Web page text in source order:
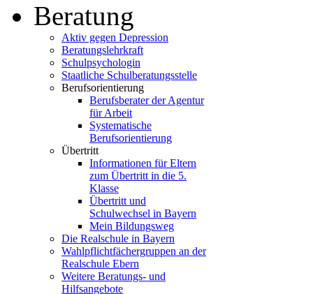
Beratung
Aktiv gegen Depression
Beratungslehrkraft
Schulpsychologin
Staatliche Schulberatungsstelle
Berufsorientierung
Berufsberater der Agentur
für Arbeit
Systematische
Berufsorientierung
Übertritt
Informationen für Eltern
zum Übertritt in die 5.
Klasse
Übertritt und
Schulwechsel in Bayern
Mein Bildungsweg
Die Realschule in Bayern
Wahlpflichtfächergruppen an der
Realschule Ebern
Weitere Beratungs- und
Hilfsangebote